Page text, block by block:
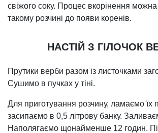
свіжого соку. Процес вкорінення
такому розчині до появи коренів.
НАСТІЙ З ГІЛОЧОК
Прутики верби разом із листочками
Сушимо в пучках у тіні.
Для приготування розчину, ламаємо їх
засипаємо в 0,5 літрову банку.
Наполягаємо щонайменше 12 годин.